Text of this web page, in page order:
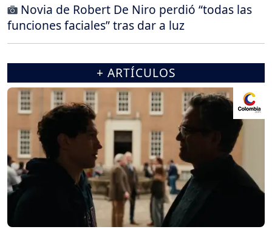
Novia de Robert De Niro perdió “todas las
funciones faciales” tras dar a luz
+ ARTÍCULOS